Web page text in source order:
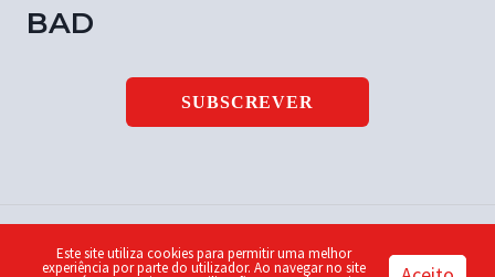
BAD
SUBSCREVER
© 2026 Notícia BAD | ISSN 1646-9003 | Design by Piu
Este site utiliza cookies para permitir uma melhor
experiência por parte do utilizador. Ao navegar no site